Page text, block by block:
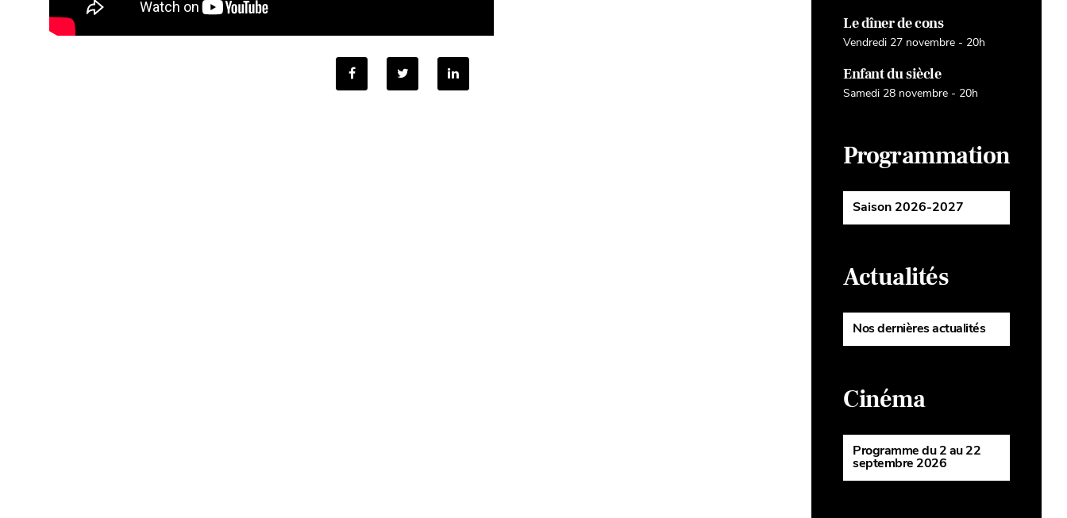
Le dîner de cons
Vendredi 27 novembre - 20h
Enfant du siècle
Samedi 28 novembre - 20h
Programmation
Saison 2026-2027
Actualités
Nos dernières actualités
Cinéma
Programme du 2 au 22
septembre 2026